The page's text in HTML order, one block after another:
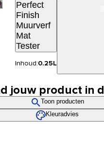
Perfect
Finish
Muurverf
Mat
Tester
Inhoud:0.25L
jouw product in
Toon producten
Kleuradvies